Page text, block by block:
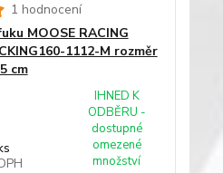
1 hodnocení
MOOSE RACING
1112-M rozměr
cm
IHNED K
ODBĚRU -
dostupné
omezené
množství